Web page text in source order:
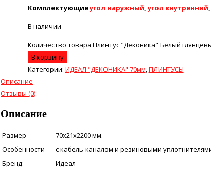
Комплектующиеугол наружный,угол внутренний,
В наличии
Количество товара Плинтус "Деконика" Белый
В корзину
Категории: ИДЕАЛ "ДЕКОНИКА" 70мм,ПЛИНТУСЫ
Описание
Отзывы (0)
Описание
Размер
70х21х2200 мм.
Особенности
с кабель-каналом и резиновыми
Бренд:
Идеал